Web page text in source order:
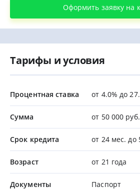
Оформить заявку на
Тарифы и условия
Процентная ставка от 4.0% до
Сумма от 50 000
Срок кредита от 24 мес. до
Возраст от 21 года
Документы Паспорт